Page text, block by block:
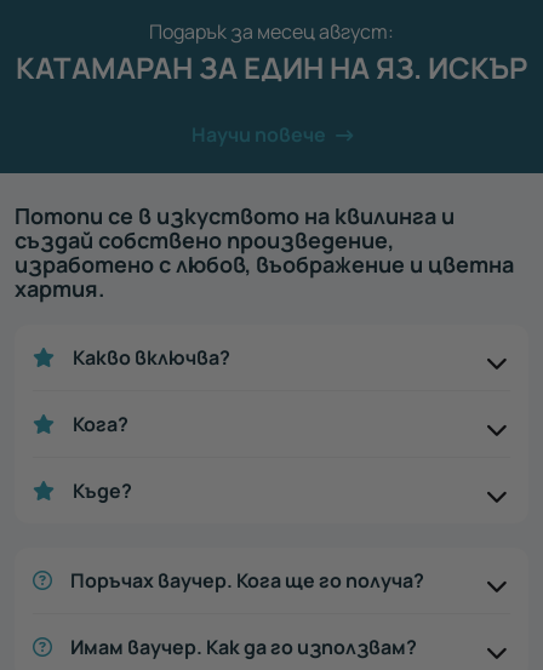
Подарък за месец август:
КАТАМАРАН ЗА ЕДИН НА ЯЗ. ИСКЪР
Научи повече
Потопи се в изкуството на квилинга и
създай собствено произведение,
изработено с любов, въображение и цветна
хартия.
Какво включва?
Кога?
Къде?
Поръчах ваучер. Кога ще го получа?
Имам ваучер. Как да го използвам?